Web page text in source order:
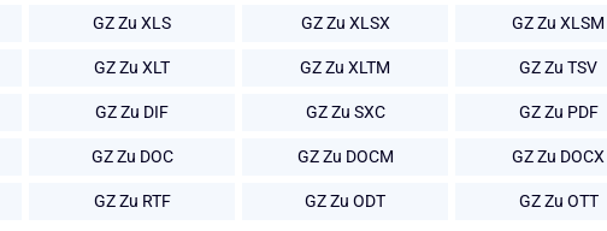
GZ Zu XLS GZ Zu XLSX GZ Zu XLSM
GZ Zu XLT GZ Zu XLTM GZ Zu TSV
GZ Zu DIF GZ Zu SXC GZ Zu PDF
GZ Zu DOC GZ Zu DOCM GZ Zu DOCX
GZ Zu RTF GZ Zu ODT GZ Zu OTT